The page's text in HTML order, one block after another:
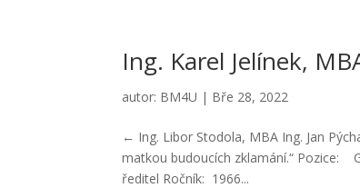
Ing. Karel Jelínek,
autor: BM4U | Bře 28, 2022
← Ing. Libor Stodola, MBA Ing. Jan
matkou budoucích zklamání.“ Pozice:
ředitel Ročník: 1966...